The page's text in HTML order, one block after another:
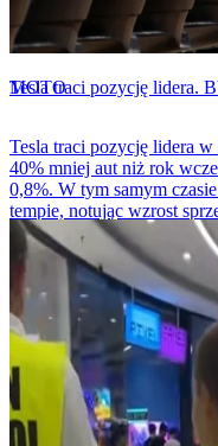
MOTO
Tesla traci pozycję lidera.
Tesla traci pozycję lidera
40% mniej aut niż rok
0,8%. W tym samym
tempie, notując wzrost
amerykańskiego giganta.